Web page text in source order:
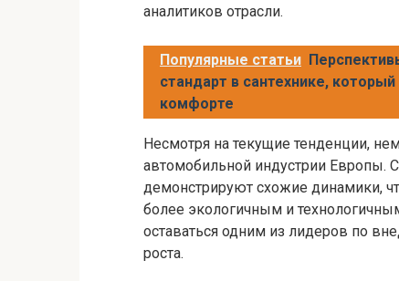
аналитиков отрасли.
Популярные статьи
стандарт в сантехнике,
комфорте
Несмотря на текущие тенденции,
автомобильной индустрии Европы.
демонстрируют схожие динамики,
более экологичным и
оставаться одним из лидеров по
роста.